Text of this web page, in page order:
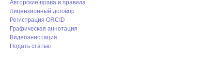
Авторские права и правила
Лицензионный договор
Регистрация ORCID
Графическая аннотация
Видеоаннотация
Подать статью